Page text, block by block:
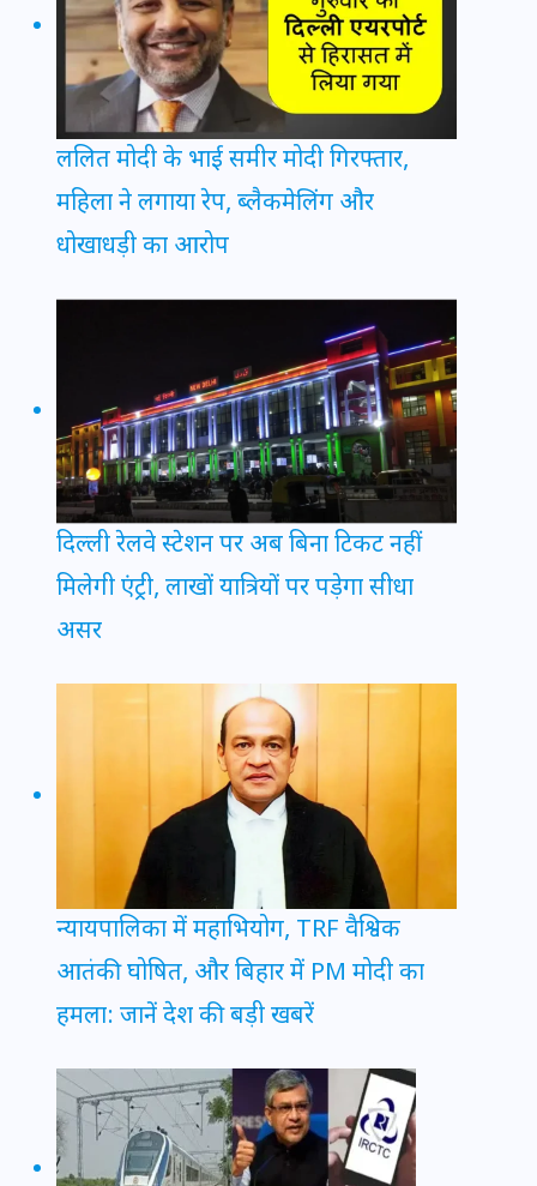
ललित मोदी के भाई समीर मोदी गिरफ्तार,
महिला ने लगाया रेप, ब्लैकमेलिंग और
धोखाधड़ी का आरोप
दिल्ली रेलवे स्टेशन पर अब बिना टिकट नहीं
मिलेगी एंट्री, लाखों यात्रियों पर पड़ेगा सीधा
असर
न्यायपालिका में महाभियोग, TRF वैश्विक
आतंकी घोषित, और बिहार में PM मोदी का
हमला: जानें देश की बड़ी खबरें